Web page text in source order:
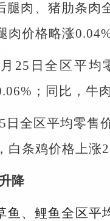
腿肉、猪肋条肉
肉价格略涨
25日全区平均
；同比，牛
日全区平均零售
白条鸡价格上涨
降
鱼、鲤鱼全区平